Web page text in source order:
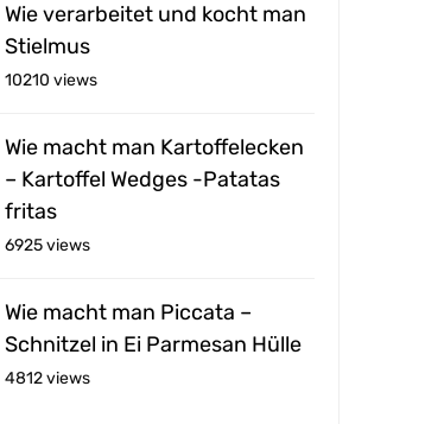
Wie verarbeitet und kocht man
Stielmus
10210 views
Wie macht man Kartoffelecken
– Kartoffel Wedges -Patatas
fritas
6925 views
Wie macht man Piccata –
Schnitzel in Ei Parmesan Hülle
4812 views